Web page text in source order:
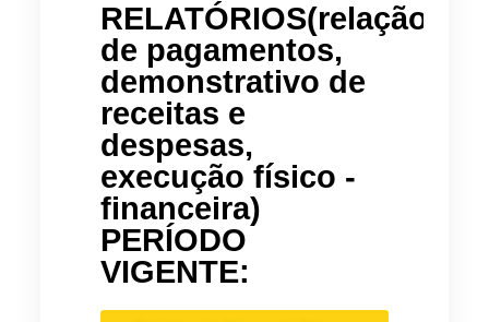
RELATÓRIOS(relação
de pagamentos,
demonstrativo de
receitas e
despesas,
execução físico -
financeira)
PERÍODO
VIGENTE: